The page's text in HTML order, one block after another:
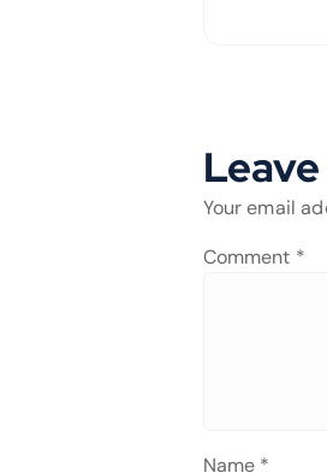
Your email
Comment *
Name *